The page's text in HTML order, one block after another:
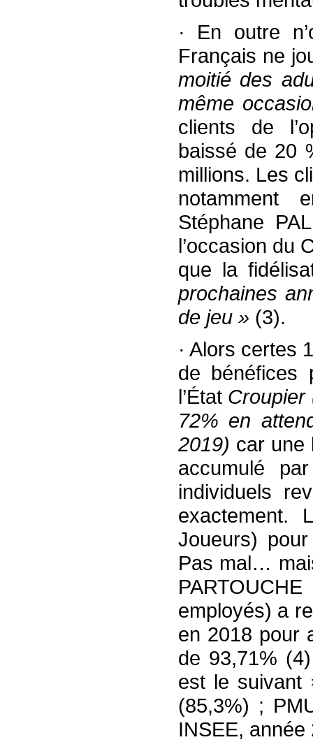
· En outre
Français ne
moitié des
même
clients de
baissé de 20
millions. Les
notamment
Stéphane
l’occasion du
que la
prochaines
de jeu » (3).
· Alors certes
de bénéfices
l’État Croupier
72% en
2019) car une
accumulé
individuels
exactement.
Joueurs)
Pas mal…
employés) a
en 2018 pour
de 93,71%
est le suivant
(85,3%) ;
INSEE, année